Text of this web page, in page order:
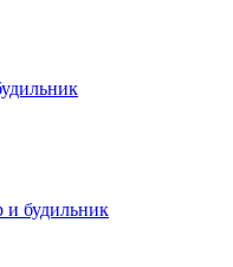
и будильник